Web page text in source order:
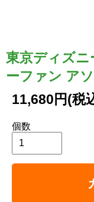
東京ディズ
ーファン ア
11,680円(税
個数